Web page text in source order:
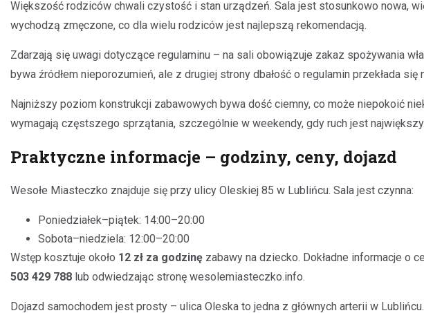
Większość rodziców chwali czystość i stan urządzeń. Sala jest stosunkowo nowa,
wychodzą zmęczone, co dla wielu rodziców jest najlepszą rekomendacją.
Zdarzają się uwagi dotyczące regulaminu – na sali obowiązuje zakaz spożywania
bywa źródłem nieporozumień, ale z drugiej strony dbałość o regulamin przekłada
Najniższy poziom konstrukcji zabawowych bywa dość ciemny, co może niepokoić
wymagają częstszego sprzątania, szczególnie w weekendy, gdy ruch jest największy.
Praktyczne informacje – godziny, ceny, dojazd
Wesołe Miasteczko znajduje się przy ulicy Oleskiej 85 w Lublińcu. Sala jest czynna:
Poniedziałek–piątek: 14:00–20:00
Sobota–niedziela: 12:00–20:00
Wstęp kosztuje około 12 zł za godzinę zabawy na dziecko. Dokładne informacje o
503 429 788 lub odwiedzając stronę wesolemiasteczko.info.
Dojazd samochodem jest prosty – ulica Oleska to jedna z głównych arterii w